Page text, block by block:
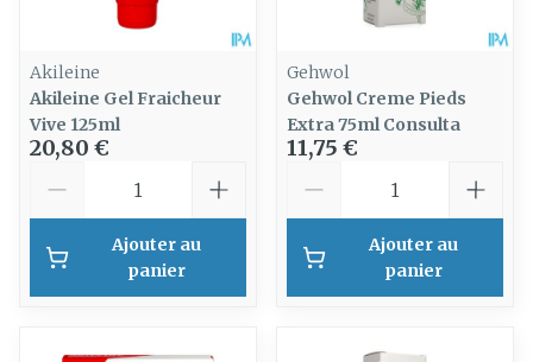
Akileine
Akileine Gel Fraicheur
Vive 125ml
20,80 €
Ajouter au
panier
Gehwol
Gehwol Creme Pieds
Extra 75ml Consulta
11,75 €
Ajouter au
panier